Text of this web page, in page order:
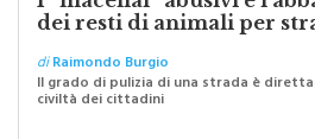
I “macellai” abusivi e
dei resti di animali per
diRaimondo Burgio